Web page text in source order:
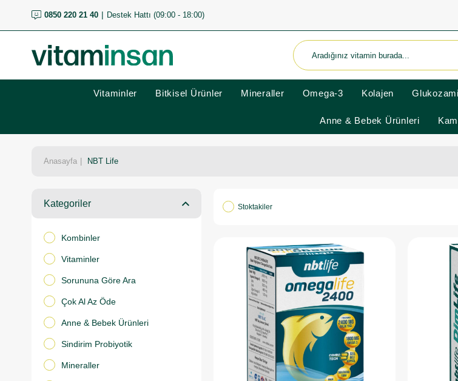
0850 220 21 40 Destek Hattı (09:00 - 18:00)
Vitaminler Bitkisel Ürünler Mineraller Omega-3 Kolajen
Anne & Bebek Ürünleri
Anasayfa NBT Life
Kategoriler
Kombinler
Vitaminler
Sorununa Göre Ara
Çok Al Az Öde
Anne & Bebek Ürünleri
Sindirim Probiyotik
Mineraller
Stoktakiler